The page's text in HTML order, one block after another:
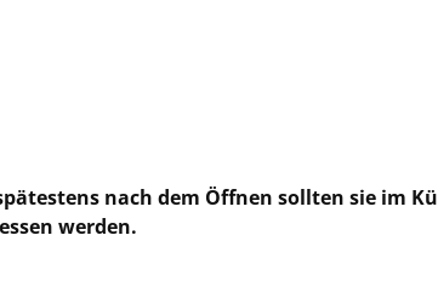
nach dem Öffnen sollten sie im
werden.